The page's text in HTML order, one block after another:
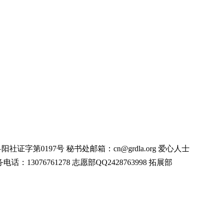
社证字第0197号 秘书处邮箱：cn@grdla.org 爱心人士
话：13076761278 志愿部QQ2428763998 拓展部